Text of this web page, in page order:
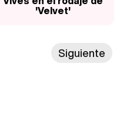
'Velvet'
Siguiente